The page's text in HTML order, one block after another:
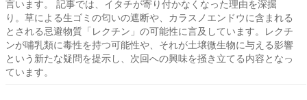
言います。 記事では、イタチが寄り付かなくなった理由を深掘
り。草による生ゴミの匂いの遮断や、カラスノエンドウに含まれる
とされる忌避物質「レクチン」の可能性に言及しています。レクチ
ンが哺乳類に毒性を持つ可能性や、それが土壌微生物に与える影響
という新たな疑問を提示し、次回への興味を掻き立てる内容となっ
ています。